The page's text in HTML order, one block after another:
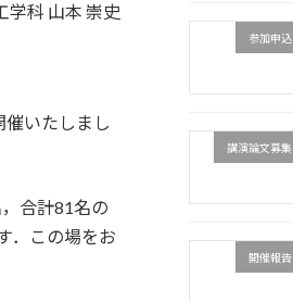
学科 山本 崇史
いたしまし
合計81名の
．この場をお
参加申込
講演論文募集
開催報告